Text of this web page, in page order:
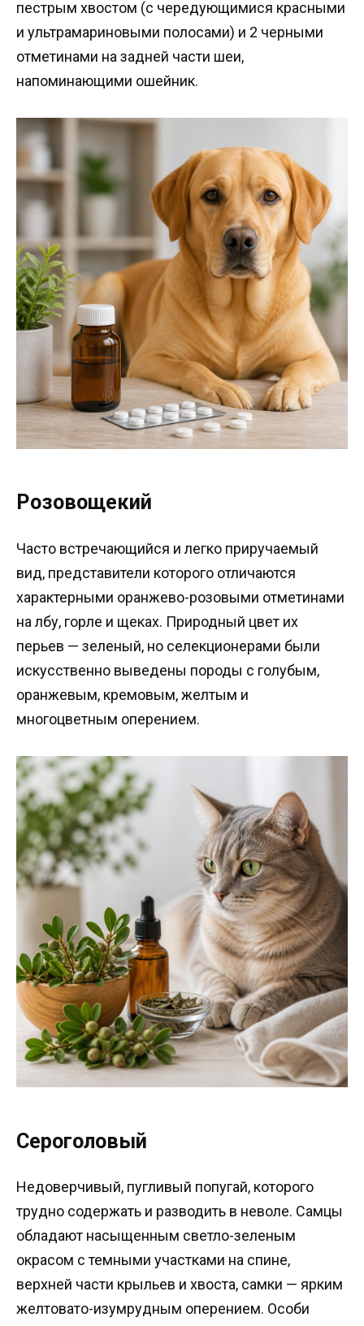
пестрым хвостом (с чередующимися красными
и ультрамариновыми полосами) и 2 черными
отметинами на задней части шеи,
напоминающими ошейник.
Розовощекий
Часто встречающийся и легко приручаемый
вид, представители которого отличаются
характерными оранжево-розовыми отметинами
на лбу, горле и щеках. Природный цвет их
перьев — зеленый, но селекционерами были
искусственно выведены породы с голубым,
оранжевым, кремовым, желтым и
многоцветным оперением.
Сероголовый
Недоверчивый, пугливый попугай, которого
трудно содержать и разводить в неволе. Самцы
обладают насыщенным светло-зеленым
окрасом с темными участками на спине,
верхней части крыльев и хвоста, самки — ярким
желтовато-изумрудным оперением. Особи